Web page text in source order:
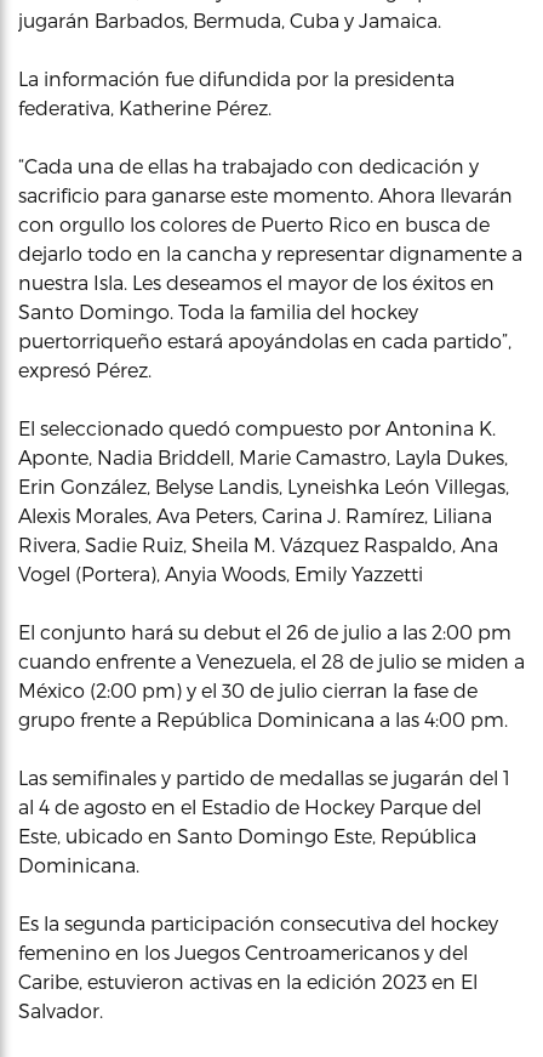
jugarán Barbados, Bermuda, Cuba y Jamaica.
La información fue difundida por la presidenta
federativa, Katherine Pérez.
“Cada una de ellas ha trabajado con dedicación y
sacrificio para ganarse este momento. Ahora llevarán
con orgullo los colores de Puerto Rico en busca de
dejarlo todo en la cancha y representar dignamente a
nuestra Isla. Les deseamos el mayor de los éxitos en
Santo Domingo. Toda la familia del hockey
puertorriqueño estará apoyándolas en cada partido”,
expresó Pérez.
El seleccionado quedó compuesto por Antonina K.
Aponte, Nadia Briddell, Marie Camastro, Layla Dukes,
Erin González, Belyse Landis, Lyneishka León Villegas,
Alexis Morales, Ava Peters, Carina J. Ramírez, Liliana
Rivera, Sadie Ruiz, Sheila M. Vázquez Raspaldo, Ana
Vogel (Portera), Anyia Woods, Emily Yazzetti
El conjunto hará su debut el 26 de julio a las 2:00 pm
cuando enfrente a Venezuela, el 28 de julio se miden a
México (2:00 pm) y el 30 de julio cierran la fase de
grupo frente a República Dominicana a las 4:00 pm.
Las semifinales y partido de medallas se jugarán del 1
al 4 de agosto en el Estadio de Hockey Parque del
Este, ubicado en Santo Domingo Este, República
Dominicana.
Es la segunda participación consecutiva del hockey
femenino en los Juegos Centroamericanos y del
Caribe, estuvieron activas en la edición 2023 en El
Salvador.